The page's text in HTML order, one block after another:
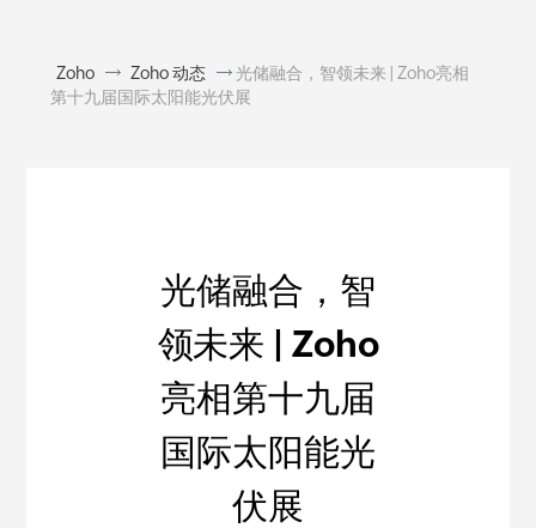
Zoho Zoho 动态
光储融合，智领未来 | Zoho亮相
第十九届国际太阳能光伏展
光储融合，智
领未来 | Zoho
亮相第十九届
国际太阳能光
伏展